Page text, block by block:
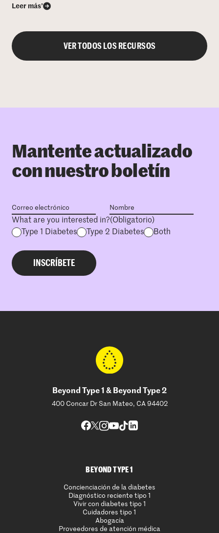
Leer más’
VER TODOS LOS RECURSOS
Mantente actualizado
con nuestro boletín
What are you interested in?(Obligatorio)
Type 1 Diabetes
Type 2 Diabetes Both
Beyond Type 1 & Beyond Type 2
400 Concar Dr San Mateo, CA 94402
BEYOND TYPE 1
Concienciación de la diabetes
Diagnóstico reciente tipo 1
Vivir con diabetes tipo 1
Cuidadores tipo 1
Abogacía
Proveedores de atención médica